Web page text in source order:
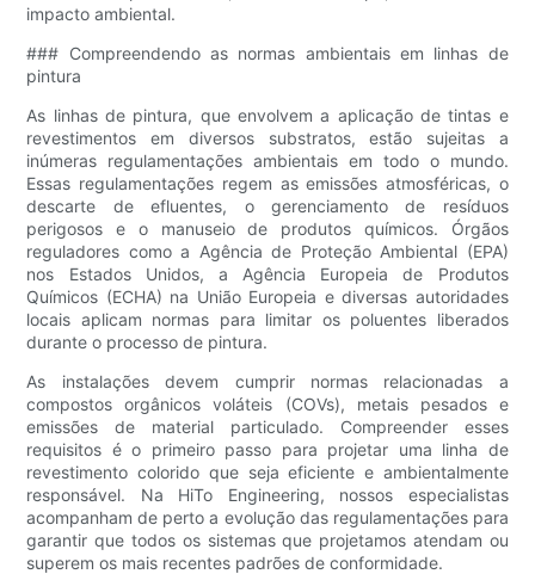
impacto ambiental.
### Compreendendo as normas ambientais em linhas de
pintura
As linhas de pintura, que envolvem a aplicação de tintas e
revestimentos em diversos substratos, estão sujeitas a
inúmeras regulamentações ambientais em todo o mundo.
Essas regulamentações regem as emissões atmosféricas, o
descarte de efluentes, o gerenciamento de resíduos
perigosos e o manuseio de produtos químicos. Órgãos
reguladores como a Agência de Proteção Ambiental (EPA)
nos Estados Unidos, a Agência Europeia de Produtos
Químicos (ECHA) na União Europeia e diversas autoridades
locais aplicam normas para limitar os poluentes liberados
durante o processo de pintura.
As instalações devem cumprir normas relacionadas a
compostos orgânicos voláteis (COVs), metais pesados ​​e
emissões de material particulado. Compreender esses
requisitos é o primeiro passo para projetar uma linha de
revestimento colorido que seja eficiente e ambientalmente
responsável. Na HiTo Engineering, nossos especialistas
acompanham de perto a evolução das regulamentações para
garantir que todos os sistemas que projetamos atendam ou
superem os mais recentes padrões de conformidade.